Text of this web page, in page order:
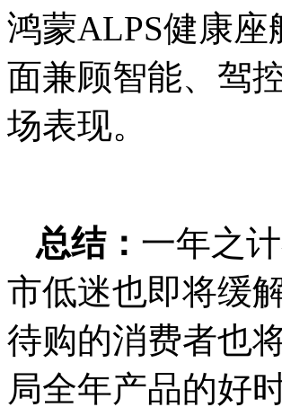
鸿蒙ALPS健康
面兼顾智能、驾
场表现。
总结： 一年之
市低迷也即将缓
待购的消费者也
局全年产品的好